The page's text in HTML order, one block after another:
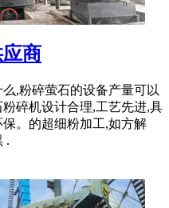
商
,粉碎萤石的设备产量可以
碎机设计合理,工艺先进,具
。的超细粉加工,如方解
.